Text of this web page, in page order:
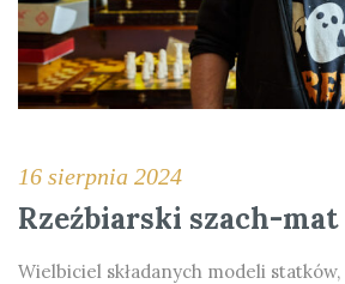
16 sierpnia 2024
Rzeźbiarski szach-mat
Wielbiciel składanych modeli statków,